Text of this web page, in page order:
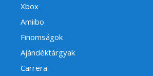
Xbox
Amiibo
Finomságok
Ajándéktárgyak
Carrera